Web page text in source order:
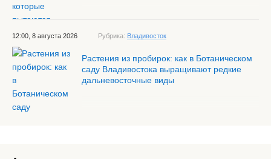
12:00, 8 августа 2026 Рубрика: Владивосток
Растения из пробирок: как в Ботаническом
саду Владивостока выращивают редкие
дальневосточные виды